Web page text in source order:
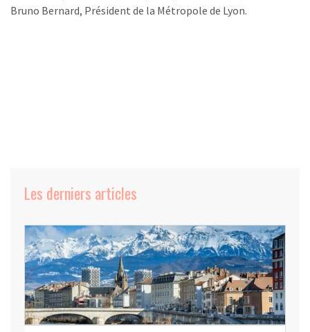
Bruno Bernard, Président de la Métropole de Lyon.
Les derniers articles